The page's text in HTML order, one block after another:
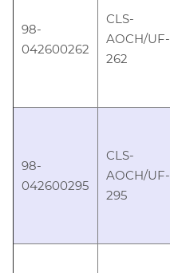
98-
042600262
CLS-
AOCH/UF-
262
98-
042600295
CLS-
AOCH/UF-
295